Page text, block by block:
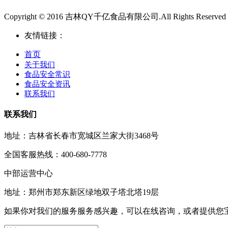
Copyright © 2016 吉林QY千亿食品有限公司.All Rights Reserved
友情链接：
首页
关于我们
食品安全常识
食品安全资讯
联系我们
联系我们
地址：吉林省长春市宽城区兰家大街3468号
全国客服热线：400-680-7778
中部运营中心
地址：郑州市郑东新区绿地双子塔北塔19层
如果你对我们的服务服务感兴趣，可以在线咨询，或者提供您